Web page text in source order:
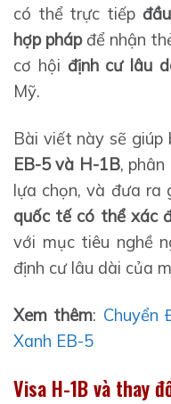
có thể trực tiếp
hợp phápđể nhận
cơ hội định cư lâu
Mỹ.
Bài viết này sẽ giúp
EB-5 và H-1B,
lựa chọn, và đưa ra
quốc tế có thể xác
với mục tiêu nghề
định cư lâu dài của
Xem thêm: Chuyển
Xanh EB-5
Visa H-1B và thay